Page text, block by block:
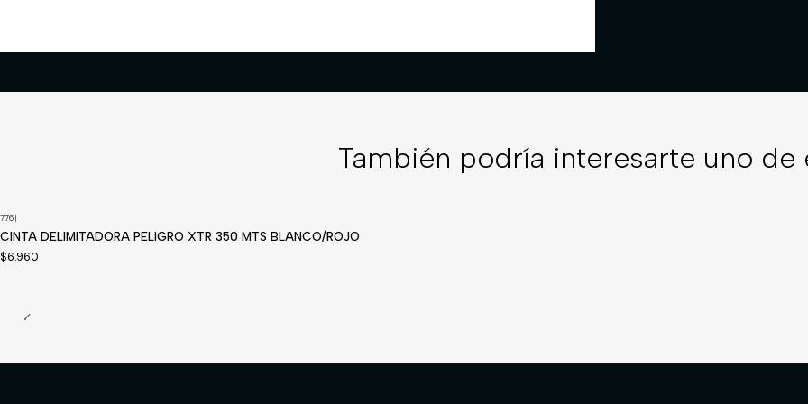
También podría interesarte uno de
776|
CINTA DELIMITADORA PELIGRO XTR 350 MTS BLANCO/ROJO
$6.960